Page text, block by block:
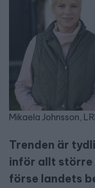
Mikaela Johnsson,
Trenden är
inför allt större
förse landets